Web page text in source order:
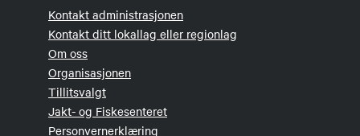
Kontakt administrasjonen
Kontakt ditt lokallag eller regionlag
Om oss
Organisasjonen
Tillitsvalgt
Jakt- og Fiskesenteret
Personvernerklæring